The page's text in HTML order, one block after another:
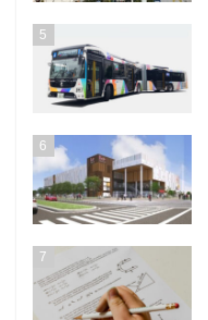
5
6
7